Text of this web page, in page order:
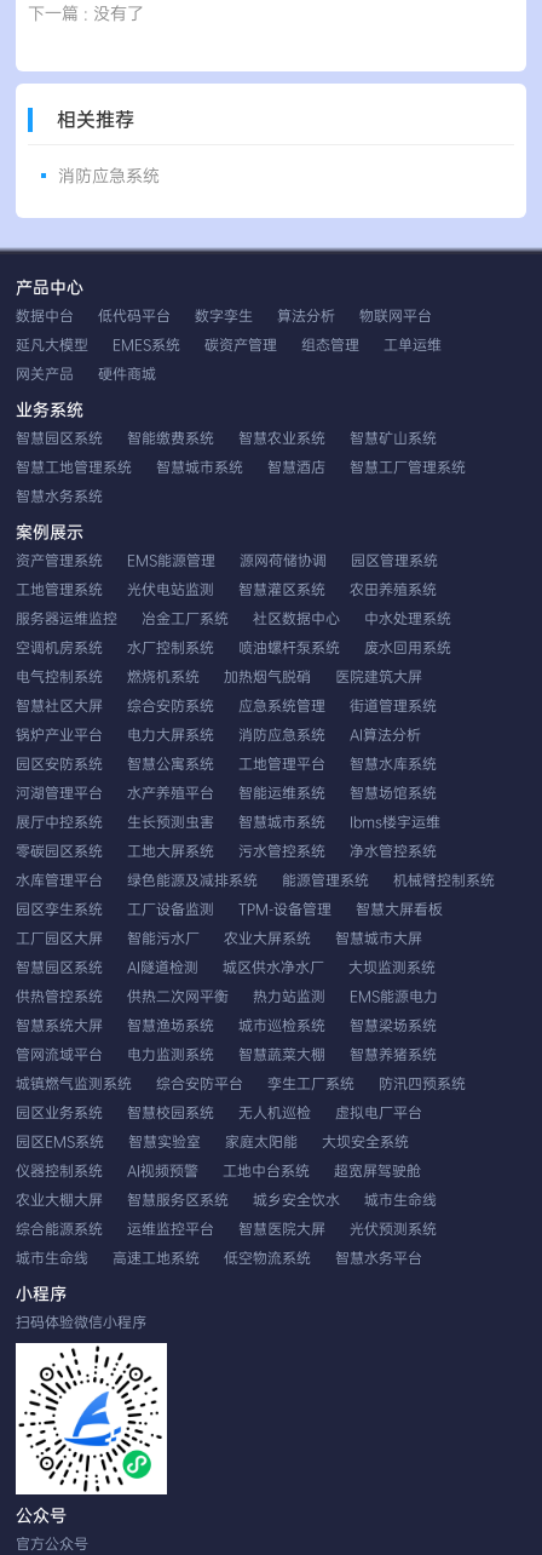
下一篇 : 没有了
相关推荐
消防应急系统
产品中心
数据中台 低代码平台 数字孪生 算法分析
物联网平台
延凡大模型
EMES系统 碳资产管理 组态管理
工单运维
网关产品
硬件商城
业务系统
智慧园区系统 智能缴费系统 智慧农业系统
智慧矿山系统
智慧工地管理系统
智慧城市系统 智慧酒店
智慧工厂管理系统
智慧水务系统
案例展示
资产管理系统 EMS能源管理 源网荷储协调
园区管理系统
工地管理系统
光伏电站监测 智慧灌区系统
农田养殖系统
服务器运维监控
冶金工厂系统 社区数据中心
中水处理系统
空调机房系统
水厂控制系统 喷油螺杆泵系统
废水回用系统
电气控制系统
燃烧机系统 加热烟气脱硝
医院建筑大屏
智慧社区大屏
综合安防系统 应急系统管理
街道管理系统
锅炉产业平台
电力大屏系统 消防应急系统
AI算法分析
园区安防系统
智慧公寓系统 工地管理平台
智慧水库系统
河湖管理平台
水产养殖平台 智能运维系统
智慧场馆系统
展厅中控系统
生长预测虫害 智慧城市系统
Ibms楼宇运维
零碳园区系统
工地大屏系统 污水管控系统
净水管控系统
水库管理平台
绿色能源及减排系统 能源管理系统
机械臂控制系统
园区孪生系统
工厂设备监测 TPM-设备管理
智慧大屏看板
工厂园区大屏
智能污水厂 农业大屏系统
智慧城市大屏
智慧园区系统
AI隧道检测 城区供水净水厂
大坝监测系统
供热管控系统
供热二次网平衡 热力站监测
EMS能源电力
智慧系统大屏
智慧渔场系统 城市巡检系统
智慧梁场系统
管网流域平台
电力监测系统 智慧蔬菜大棚
智慧养猪系统
城镇燃气监测系统
综合安防平台 孪生工厂系统
防汛四预系统
园区业务系统
智慧校园系统 无人机巡检
虚拟电厂平台
园区EMS系统
智慧实验室 家庭太阳能
大坝安全系统
仪器控制系统
AI视频预警 工地中台系统
超宽屏驾驶舱
农业大棚大屏
智慧服务区系统 城乡安全饮水
城市生命线
综合能源系统
运维监控平台 智慧医院大屏
光伏预测系统
城市生命线
高速工地系统 低空物流系统
智慧水务平台
EMS智慧云平台
无人机车载巡检
工业视觉分析
小程序
扫码体验微信小程序
公众号
官方公众号